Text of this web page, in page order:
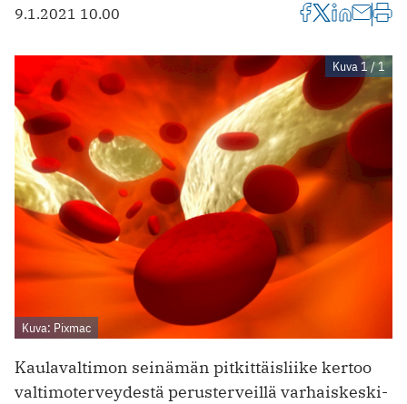
9.1.2021 10.00
Kuva 1 / 1
Kuva: Pixmac
Kaulavaltimon seinämän pitkittäisliike kertoo
valtimoterveydestä perusterveillä varhaiskeski-